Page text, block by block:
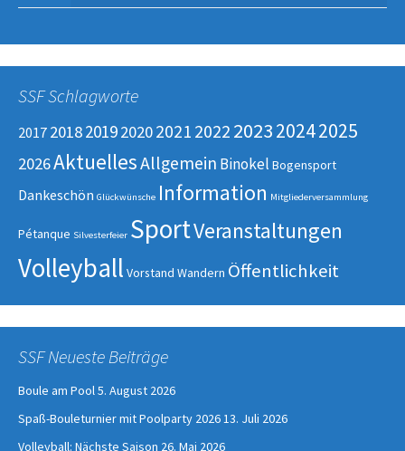
SSF Schlagworte
2017 2018201920202021 2022202320242025
2026AktuellesAllgemein Binokel Bogensport
Dankeschön Glückwünsche Information Mitgliederversammlung
Pétanque Silvesterfeier SportVeranstaltungen
Volleyball Vorstand Wandern Öffentlichkeit
SSF Neueste Beiträge
Boule am Pool5. August 2026
Spaß-Bouleturnier mit Poolparty 202613. Juli 2026
Volleyball: Nächste Saison 26. Mai 2026